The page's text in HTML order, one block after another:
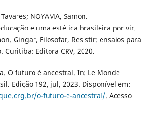
NOYAMA, Samon.
e uma estética brasileira por vir.
Gingar, Filosofar, Resistir: ensaios para
Curitiba: Editora CRV, 2020.
O futuro é ancestral. In: Le Monde
Edição 192, jul, 2023. Disponível em:
o-futuro-e-ancestral/. Acesso